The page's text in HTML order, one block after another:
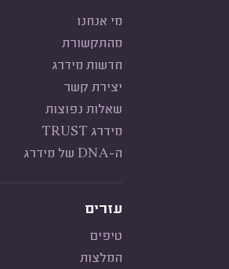
מי אנחנו
מהתקשורת
חדשות מידרג
יצירת קשר
שאלות נפוצות
מידרג TRUST
ה-DNA של מידרג
עזרים
טיפים
המלצות